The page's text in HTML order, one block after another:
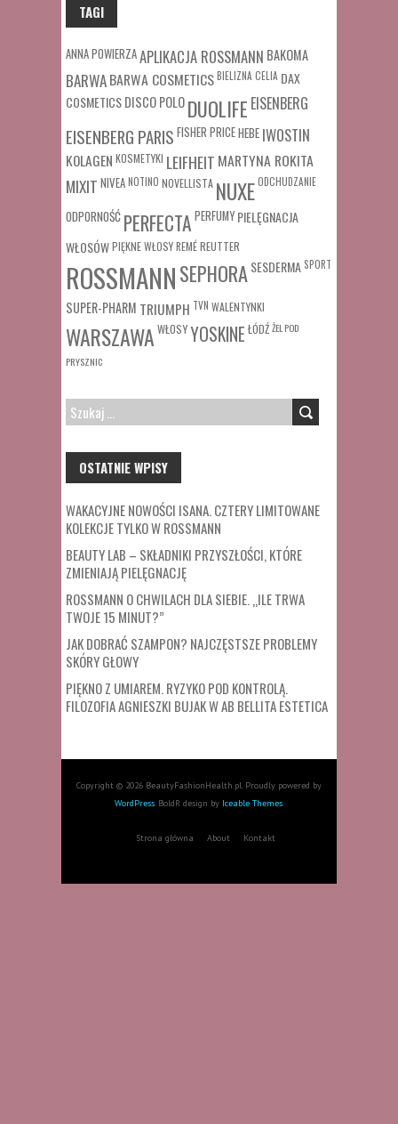
TAGI
ANNA POWIERZAAPLIKACJA ROSSMANN BAKOMA
BARWABARWA COSMETICSBIELIZNA CELIA DAX
COSMETICSDISCO POLODUOLIFE EISENBERG
EISENBERG PARIS FISHER PRICEHEBE IWOSTIN
KOLAGEN KOSMETYKI LEIFHEIT MARTYNA ROKITA
MIXIT NIVEANOTINO NOVELLISTA NUXEODCHUDZANIE
ODPORNOŚĆ PERFECTA PERFUMY PIELĘGNACJA
WŁOSÓWPIĘKNE WŁOSYREMÉREUTTER
ROSSMANNSEPHORASESDERMA SPORT
SUPER-PHARM TRIUMPH TVN WALENTYNKI
WARSZAWA WŁOSYYOSKINE ŁÓDŹŻEL POD
PRYSZNIC
SZUKAJ:
OSTATNIE WPISY
WAKACYJNE NOWOŚCI ISANA. CZTERY LIMITOWANE
KOLEKCJE TYLKO W ROSSMANN
BEAUTY LAB – SKŁADNIKI PRZYSZŁOŚCI, KTÓRE
ZMIENIAJĄ PIELĘGNACJĘ
ROSSMANN O CHWILACH DLA SIEBIE. „ILE TRWA
TWOJE 15 MINUT?”
JAK DOBRAĆ SZAMPON? NAJCZĘSTSZE PROBLEMY
SKÓRY GŁOWY
PIĘKNO Z UMIAREM. RYZYKO POD KONTROLĄ.
FILOZOFIA AGNIESZKI BUJAK W AB BELLITA ESTETICA
Copyright © 2026 BeautyFashionHealth.pl. Proudly powered by
WordPress. BoldR design by Iceable Themes.
Strona główna About Kontakt